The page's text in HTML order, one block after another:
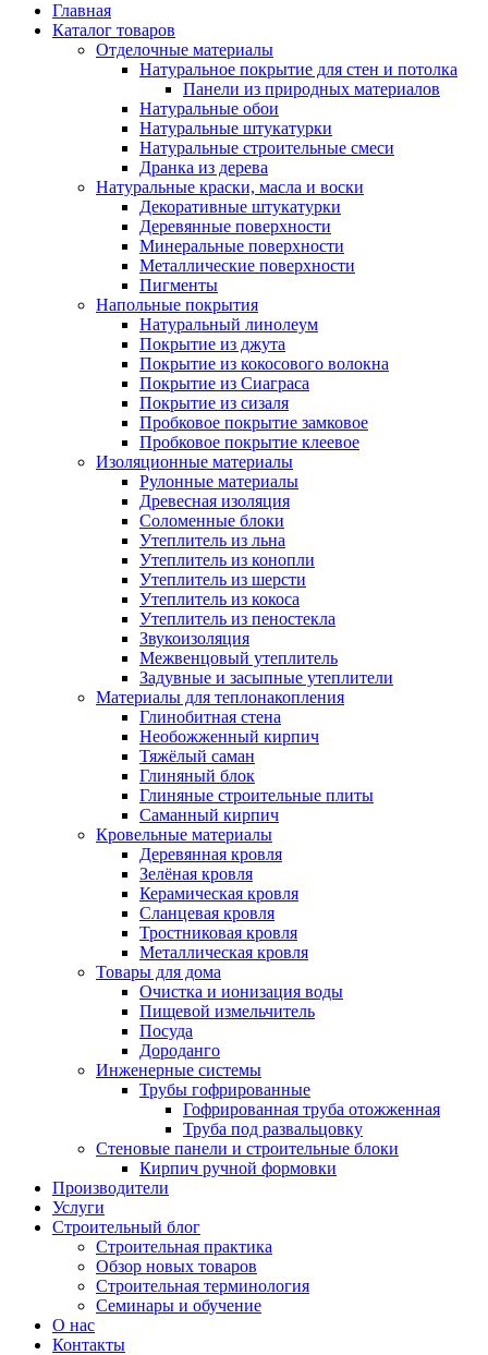
Главная
Каталог товаров
Отделочные материалы
Натуральное покрытие для стен и потолка
Панели из природных материалов
Натуральные обои
Натуральные штукатурки
Натуральные строительные смеси
Дранка из дерева
Натуральные краски, масла и воски
Декоративные штукатурки
Деревянные поверхности
Минеральные поверхности
Металлические поверхности
Пигменты
Напольные покрытия
Натуральный линолеум
Покрытие из джута
Покрытие из кокосового волокна
Покрытие из Сиаграса
Покрытие из сизаля
Пробковое покрытие замковое
Пробковое покрытие клеевое
Изоляционные материалы
Рулонные материалы
Древесная изоляция
Соломенные блоки
Утеплитель из льна
Утеплитель из конопли
Утеплитель из шерсти
Утеплитель из кокоса
Утеплитель из пеностекла
Звукоизоляция
Межвенцовый утеплитель
Задувные и засыпные утеплители
Материалы для теплонакопления
Глинобитная стена
Необожженный кирпич
Тяжёлый саман
Глиняный блок
Глиняные строительные плиты
Саманный кирпич
Кровельные материалы
Деревянная кровля
Зелёная кровля
Керамическая кровля
Сланцевая кровля
Тростниковая кровля
Металлическая кровля
Товары для дома
Очистка и ионизация воды
Пищевой измельчитель
Посуда
Дороданго
Инженерные системы
Трубы гофрированные
Гофрированная труба отожженная
Труба под развальцовку
Стеновые панели и строительные блоки
Кирпич ручной формовки
Производители
Услуги
Строительный блог
Строительная практика
Обзор новых товаров
Строительная терминология
Семинары и обучение
О нас
Контакты